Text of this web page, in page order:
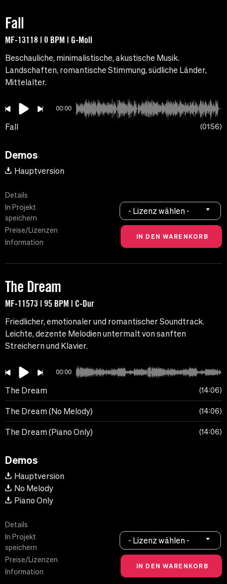
Fall
MF-13118 | 0 BPM | G-Moll
Beschauliche, minimalistische, akustische Musik.
Landschaften, romantische Stimmung, südliche Länder,
Mittelalter.
00:00
Fall 01:56
Demos
Hauptversion
Details
In Projekt
speichern
Preise/Lizenzen
Information
- Lizenz wählen -
The Dream
MF-11573 | 95 BPM | C-Dur
Friedlicher, emotionaler und romantischer Soundtrack.
Leichte, dezente Melodien untermalt von sanften
Streichern und Klavier.
00:00
The Dream 14:06
The Dream (No Melody) 14:06
The Dream (Piano Only) 14:06
Demos
Hauptversion
No Melody
Piano Only
Details
In Projekt
speichern
Preise/Lizenzen
Information
- Lizenz wählen -